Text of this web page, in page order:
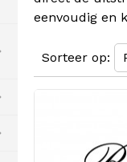
eenvoudig en
Sorteer op